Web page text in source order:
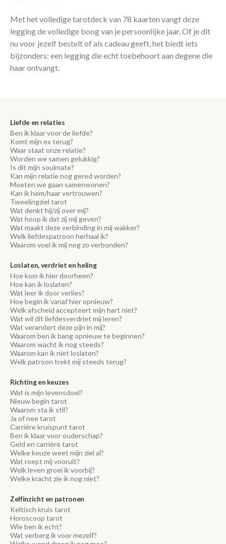
Met het volledige tarotdeck van 78 kaarten vangt deze
legging de volledige boog van je persoonlijke jaar. Of je dit
nu voor jezelf bestelt of als cadeau geeft, het biedt iets
bijzonders: een legging die echt toebehoort aan degene die
haar ontvangt.
Liefde en relaties
Ben ik klaar voor de liefde?
Komt mijn ex terug?
Waar staat onze relatie?
Worden we samen gelukkig?
Is dit mijn soulmate?
Kan mijn relatie nog gered worden?
Moeten we gaan samenwonen?
Kan ik hem/haar vertrouwen?
Tweelingziel tarot
Wat denkt hij/zij over mij?
Wat hoop ik dat zij mij geven?
Wat maakt deze verbinding in mij wakker?
Welk liefdespatroon herhaal ik?
Waarom voel ik mij nog zo verbonden?
Loslaten, verdriet en heling
Hoe kom ik hier doorheen?
Hoe kan ik loslaten?
Wat leer ik door verlies?
Hoe begin ik vanaf hier opnieuw?
Welk afscheid accepteert mijn hart niet?
Wat wil dit liefdesverdriet mij leren?
Wat verandert deze pijn in mij?
Waarom ben ik bang opnieuw te beginnen?
Waarom wacht ik nog steeds?
Waarom kan ik niet loslaten?
Welk patroon trekt mij steeds terug?
Richting en keuzes
Wat is mijn levensdoel?
Nieuw begin tarot
Waarom sta ik stil?
Ja of nee tarot
Carrière kruispunt tarot
Ben ik klaar voor ouderschap?
Geld en carrière tarot
Welke keuze weet mijn ziel al?
Wat roept mij vooruit?
Welk leven groei ik voorbij?
Welke kracht zie ik nog niet?
Zelfinzicht en patronen
Keltisch kruis tarot
Horoscoop tarot
Wie ben ik echt?
Wat verberg ik voor mezelf?